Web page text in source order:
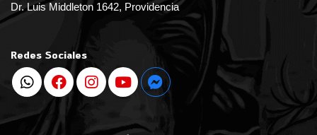
Dr. Luis Middleton 1642, Providencia
Redes Sociales